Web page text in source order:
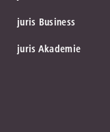
juris Business
juris Akademie